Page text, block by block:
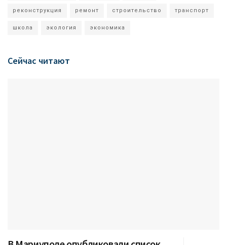
реконструкция ремонт строительство транспорт
школа экология экономика
Сейчас читают